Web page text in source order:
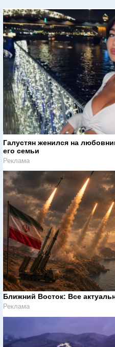
Галустян женился на
его семьи
Реклама
Ближний Восток: Все
Реклама